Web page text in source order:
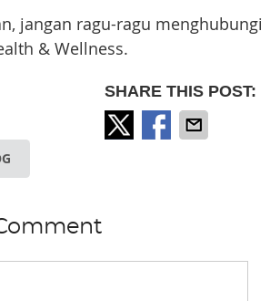
jangan ragu-ragu menghubungi
& Wellness.
SHARE THIS POST: